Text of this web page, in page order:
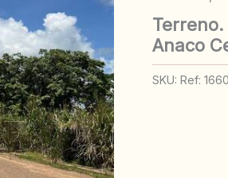
Anaco
SKU: Ref: 1660